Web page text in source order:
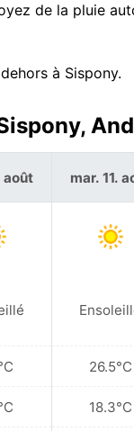
de la pluie
à Sispony.
août mar. 11.
26.5°C
18.3°C